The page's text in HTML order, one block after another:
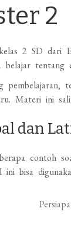
2
2 SD dari
belajar tentang
pembelajaran,
Materi ini
dan
contoh
ini bisa